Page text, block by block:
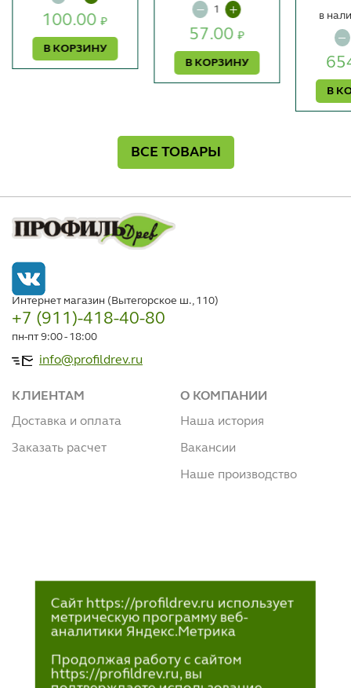
100.00₽
В КОРЗИНУ
57.00₽
В КОРЗИНУ
В
в
ВСЕ ТОВАРЫ
Интернет магазин (Вытегорское ш., 110)
+7 (911)-418-40-80
пн-пт 9:00 - 18:00
info@profildrev.ru
КЛИЕНТАМ
Доставка и оплата
Заказать расчет
О КОМПАНИИ
Наша история
Вакансии
Наше производство
Сайт https://profildrev.ru использует
метрическую программу веб-
аналитики Яндекс.Метрика
Продолжая работу с сайтом
https://profildrev.ru, вы